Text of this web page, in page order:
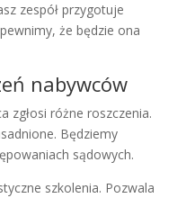
zespół przygotuje
że będzie ona
nabywców
zgłosi różne roszczenia.
Będziemy
sądowych.
szkolenia. Pozwala